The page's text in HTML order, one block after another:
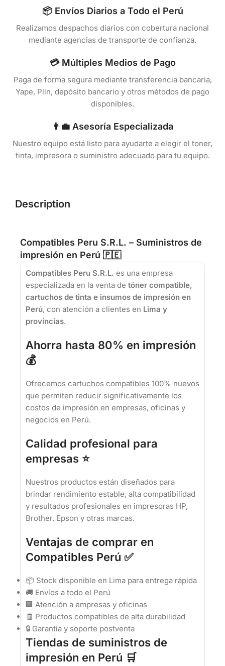
📦 Envíos Diarios a Todo el Perú
Realizamos despachos diarios con cobertura nacional
mediante agencias de transporte de confianza.
💳 Múltiples Medios de Pago
Paga de forma segura mediante transferencia bancaria,
Yape, Plin, depósito bancario y otros métodos de pago
disponibles.
👨‍💼 Asesoría Especializada
Nuestro equipo está listo para ayudarte a elegir el toner,
tinta, impresora o suministro adecuado para tu equipo.
Description
Compatibles Peru S.R.L. – Suministros de
impresión en Perú 🇵🇪
Compatibles Peru S.R.L. es una empresa
especializada en la venta de tóner compatible,
cartuchos de tinta e insumos de impresión en
Perú, con atención a clientes en Lima y
provincias.
Ahorra hasta 80% en impresión
💰
Ofrecemos cartuchos compatibles 100% nuevos
que permiten reducir significativamente los
costos de impresión en empresas, oficinas y
negocios en Perú.
Calidad profesional para
empresas ⭐
Nuestros productos están diseñados para
brindar rendimiento estable, alta compatibilidad
y resultados profesionales en impresoras HP,
Brother, Epson y otras marcas.
Ventajas de comprar en
Compatibles Perú ✅
📦 Stock disponible en Lima para entrega rápida
🚚 Envíos a todo el Perú
🏢 Atención a empresas y oficinas
🧾 Productos compatibles de alta durabilidad
🔒 Garantía y soporte postventa
Tiendas de suministros de
impresión en Perú 🛒